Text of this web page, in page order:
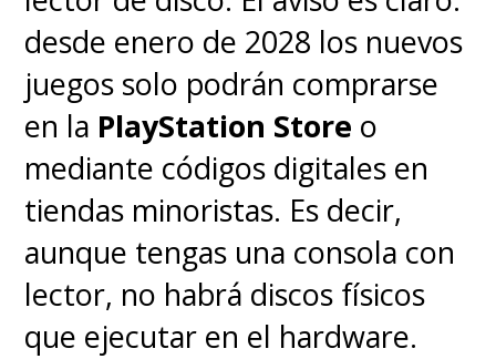
desde enero de 2028 los nuevos
juegos solo podrán comprarse
en la PlayStation Store o
mediante códigos digitales en
tiendas minoristas. Es decir,
aunque tengas una consola con
lector, no habrá discos físicos
que ejecutar en el hardware.